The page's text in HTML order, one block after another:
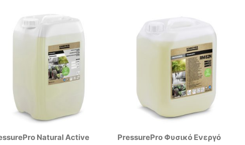
Natural Active
PressurePro Φυσικό Ενεργό